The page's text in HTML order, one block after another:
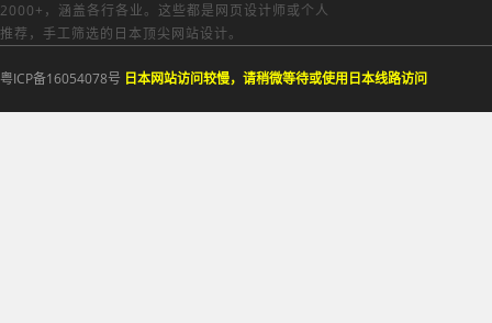
2000+，涵盖各行各业。这些都是网页设计师或个人
推荐，手工筛选的日本顶尖网站设计。
粤ICP备16054078号 日本网站访问较慢，请稍微等待或使用日本线路访问